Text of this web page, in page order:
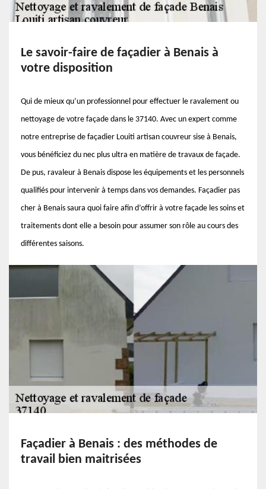
Le savoir-faire de façadier à Benais à
votre disposition
Qui de mieux qu’un professionnel pour effectuer le ravalement ou
nettoyage de votre façade dans le 37140. Avec un expert comme
notre entreprise de façadier Louiti artisan couvreur sise à Benais,
vous bénéficiez du nec plus ultra en matière de travaux de façade.
De pus, ravaleur à Benais dispose les équipements et les personnels
qualifiés pour intervenir à temps dans vos demandes. Façadier pas
cher à Benais saura quoi faire afin d’offrir à votre façade les soins et
traitements dont elle a besoin pour assumer son rôle au cours des
différentes saisons.
Façadier à Benais : des méthodes de
travail bien maitrisées